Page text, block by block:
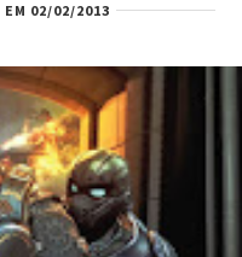
EM 02/02/2013